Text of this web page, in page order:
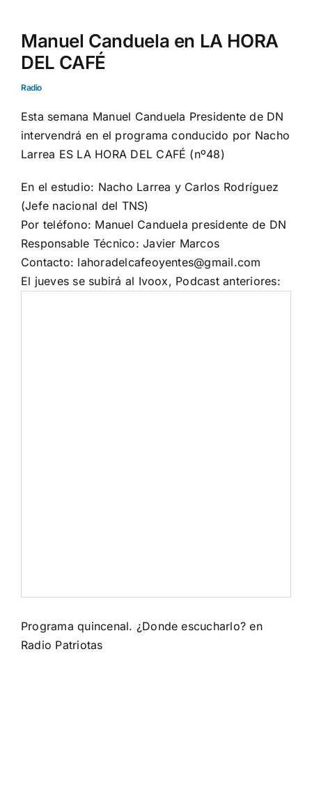
Manuel Canduela en LA HORA
DEL CAFÉ
Radio
Esta semana Manuel Canduela Presidente de DN
intervendrá en el programa conducido por Nacho
Larrea ES LA HORA DEL CAFÉ (nº48)
En el estudio: Nacho Larrea y Carlos Rodríguez
(Jefe nacional del TNS)
Por teléfono: Manuel Canduela presidente de DN
Responsable Técnico: Javier Marcos
Contacto: lahoradelcafeoyentes@gmail.com
El jueves se subirá al Ivoox, Podcast anteriores:
Programa quincenal. ¿Donde escucharlo? en
Radio Patriotas